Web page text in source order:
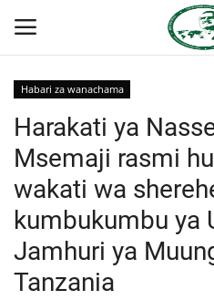
Nyumba
Onyesho la Majaribio
Jukwaa la Nasser la Kimataifa
Habari za wanachama
Harakati ya
Msemaji rasmi
wakati wa
kumbukumbu ya
Jamhuri ya
Tanzania